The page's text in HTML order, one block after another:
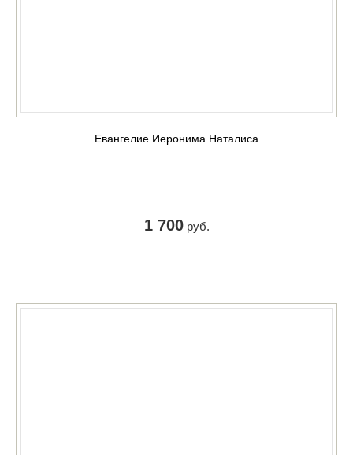
Евангелие Иеронима Наталиса
1 700руб.